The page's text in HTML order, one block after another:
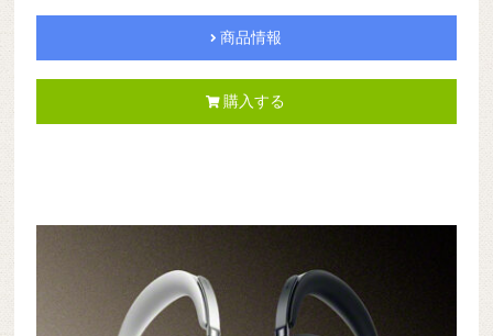
商品情報
購入する